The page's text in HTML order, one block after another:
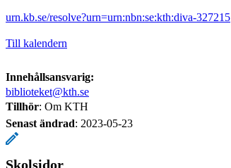
urn.kb.se/resolve?urn=urn:nbn:se:kth:diva-327215
Till kalendern
Innehållsansvarig:
biblioteket@kth.se
Tillhör: Om KTH
Senast ändrad: 2023-05-23
Skolsidor